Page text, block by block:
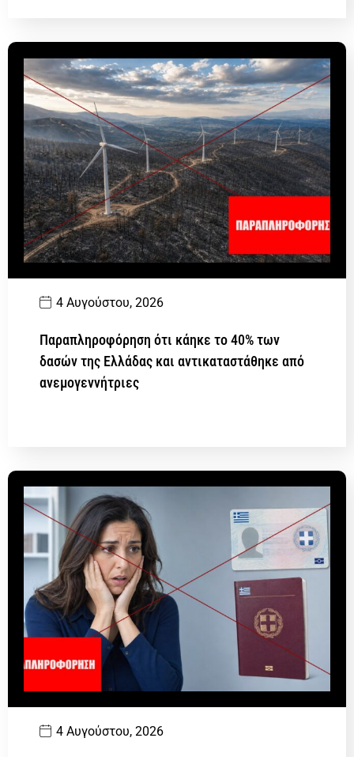
4 Αυγούστου, 2026
Παραπληροφόρηση ότι κάηκε το 40% των
δασών της Ελλάδας και αντικαταστάθηκε από
ανεμογεννήτριες
4 Αυγούστου, 2026